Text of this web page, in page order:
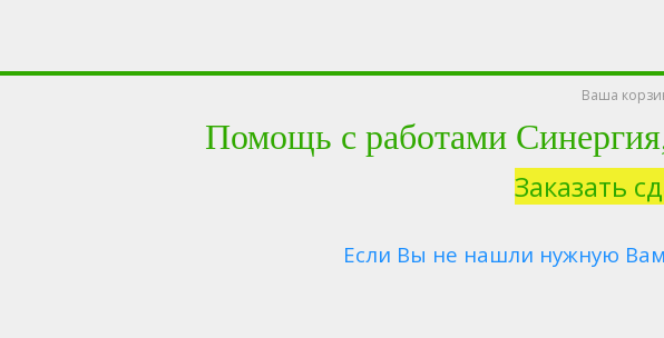
Ваша
Помощь с работами
Заказать
Если Вы не нашли нужную